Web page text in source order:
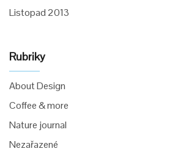
Listopad 2013
Rubriky
About Design
Coffee & more
Nature journal
Nezařazené